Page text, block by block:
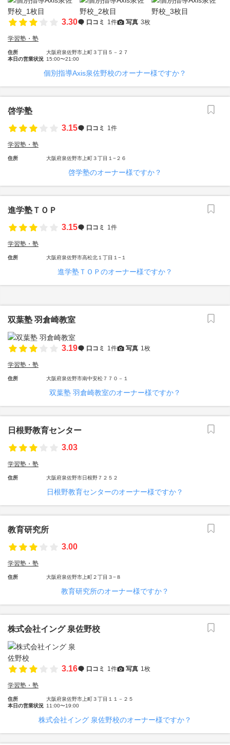
3.30 口コミ 1件 写真 3枚
学習塾・塾
住所
大阪府泉佐野市上町３丁目５－２７
本日の営業状況 15:00〜21:00
個別指導Axis泉佐野校のオーナー様ですか？
啓学塾
3.15
口コミ 1件
学習塾・塾
住所 大阪府泉佐野市上町３丁目１−２６
啓学塾のオーナー様ですか？
進学塾ＴＯＰ
3.15
口コミ 1件
学習塾・塾
住所 大阪府泉佐野市高松北１丁目１−１
進学塾ＴＯＰのオーナー様ですか？
双葉塾 羽倉崎教室
3.19 口コミ 1件 写真 1枚
学習塾・塾
住所 大阪府泉佐野市南中安松７７０－１
双葉塾 羽倉崎教室のオーナー様ですか？
日根野教育センター
3.03
学習塾・塾
住所 大阪府泉佐野市日根野７２５２
日根野教育センターのオーナー様ですか？
教育研究所
3.00
学習塾・塾
住所 大阪府泉佐野市上町２丁目３−８
教育研究所のオーナー様ですか？
株式会社イング 泉佐野校
3.16 口コミ 1件 写真 1枚
学習塾・塾
住所
大阪府泉佐野市上町３丁目１１－２５
本日の営業状況 11:00〜19:00
株式会社イング 泉佐野校のオーナー様ですか？